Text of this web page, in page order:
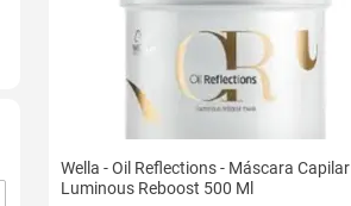
Wella - Oil Reflections - Máscara Capilar
Luminous Reboost 500 Ml